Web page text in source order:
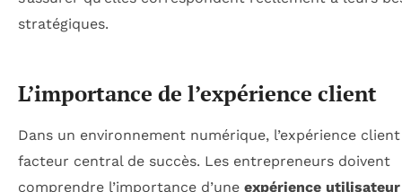
stratégiques.
L’importance de l’expérience client
Dans un environnement numérique, l’expérience
facteur central de succès. Les entrepreneurs doivent
comprendre l’importance d’une expérience utilisateur